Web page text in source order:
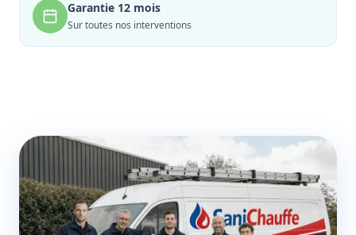
Garantie 12 mois
Sur toutes nos interventions